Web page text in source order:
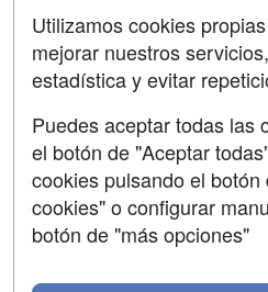
Copyleft
Grupo formazion:
Utilizamos cookies
mejorar nuestros
estadística y evitar
Puedes aceptar todas las
el botón de "Aceptar
cookies pulsando el botón
cookies" o configurar
botón de "más opciones"